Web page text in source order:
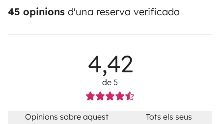
45 opinions d'una reserva verificada
4,42
de 5
Opinions sobre aquest
Tots els seus